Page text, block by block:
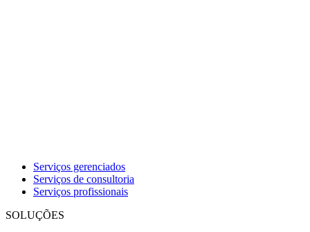
Serviços gerenciados
Serviços de consultoria
Serviços profissionais
SOLUÇÕES